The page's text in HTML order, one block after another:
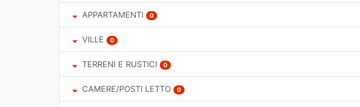
APPARTAMENTI 0
VILLE 0
TERRENI E RUSTICI 0
CAMERE/POSTI LETTO 0